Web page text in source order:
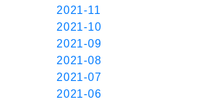
2021-11
2021-10
2021-09
2021-08
2021-07
2021-06